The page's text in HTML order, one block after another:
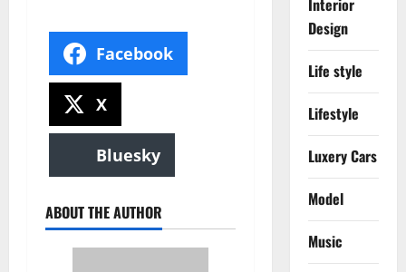
Facebook
X
Bluesky
ABOUT THE AUTHOR
Interior
Design
Life style
Lifestyle
Luxery Cars
Model
Music